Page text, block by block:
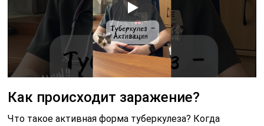
Как происходит заражение?
Что такое активная форма туберкулеза? Когда